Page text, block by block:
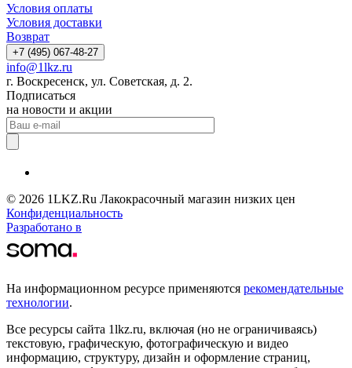
Условия оплаты
Условия доставки
Возврат
+7 (495) 067-48-27
info@1lkz.ru
г. Воскресенск, ул. Советская, д. 2.
Подписаться
на новости и акции
© 2026 1LKZ.Ru Лакокрасочный магазин низких цен
Конфиденциальность
Разработано в
На информационном ресурсе применяются рекомендательные
технологии.
Все ресурсы сайта 1lkz.ru, включая (но не ограничиваясь)
текстовую, графическую, фотографическую и видео
информацию, структуру, дизайн и оформление страниц,